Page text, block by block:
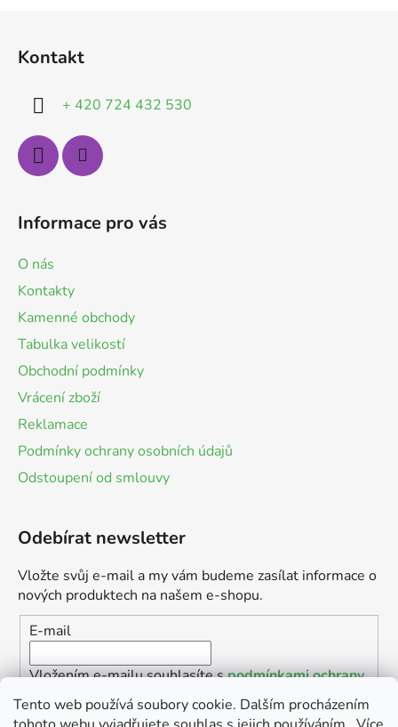
Tento web používá soubory cookie. Dalším procházením
Kontakt
+ 420 724 432 530
Informace pro vás
O nás
Kontakty
Kamenné obchody
Tabulka velikostí
Obchodní podmínky
Vrácení zboží
Reklamace
Podmínky ochrany osobních údajů
Odstoupení od smlouvy
Odebírat newsletter
Vložte svůj e-mail a my vám budeme zasílat informace o
nových produktech na našem e-shopu.
E-mail
Vložením e-mailu souhlasíte spodmínkami ochrany
osobních údajů